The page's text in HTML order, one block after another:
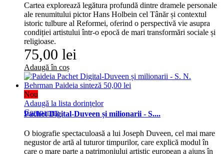
Cartea explorează legătura profundă dintre dramele personale
ale renumitului pictor Hans Holbein cel Tânăr și contextul
istoric tulbure al Reformei, oferind o perspectivă vie asupra
condiției artistului într-o epocă de mari transformări sociale și
religioase.
75,00 lei
Adaugă în coș
Nou
Adaugă la lista dorinţelor
Comparare
Pachet Digital-Duveen și milionarii - S....
O biografie spectaculoasă a lui Joseph Duveen, cel mai mare
negustor de artă al tuturor timpurilor, care explică modul în
care o mare parte a patrimoniului artistic european a ajuns în